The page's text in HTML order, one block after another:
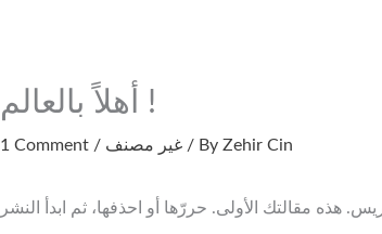
أهلاً بالعالم !
1 Comment / غير مصنف/ By Zehir Cin